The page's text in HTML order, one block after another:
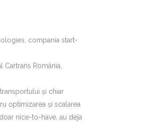
compania start-
România,
și chiar
optimizarea și scalarea
nice-to-have, au deja